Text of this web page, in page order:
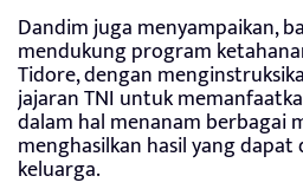
Dandim juga menyampaikan,
mendukung program
Tidore, dengan
jajaran TNI untuk
dalam hal menanam berbagai
menghasilkan hasil yang
keluarga.